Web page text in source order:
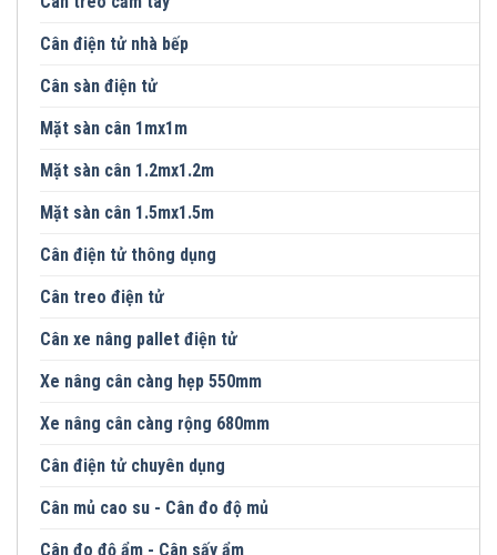
Cân điện tử nhà bếp
Cân sàn điện tử
Mặt sàn cân 1mx1m
Mặt sàn cân 1.2mx1.2m
Mặt sàn cân 1.5mx1.5m
Cân điện tử thông dụng
Cân treo điện tử
Cân xe nâng pallet điện tử
Xe nâng cân càng hẹp 550mm
Xe nâng cân càng rộng 680mm
Cân điện tử chuyên dụng
Cân mủ cao su - Cân đo độ mủ
Cân đo độ ẩm - Cân sấy ẩm